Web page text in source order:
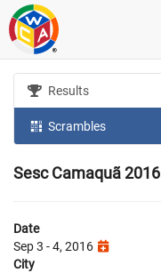
Results
Scrambles
Sesc Camaquã 2016
Date
Sep 3 - 4, 2016
City